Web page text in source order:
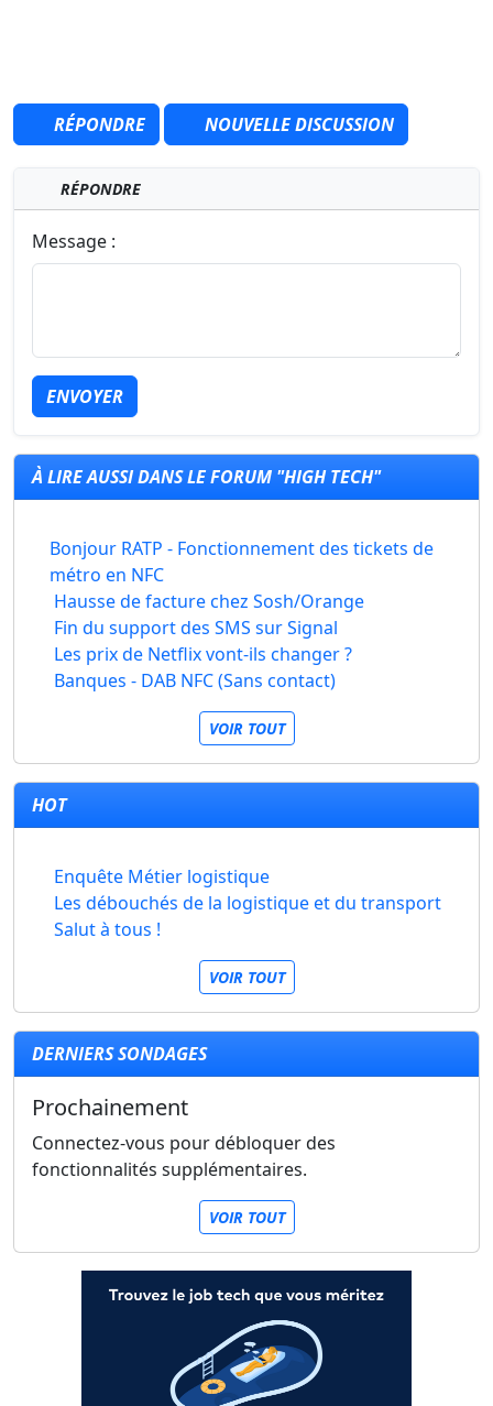
RÉPONDRE NOUVELLE DISCUSSION
RÉPONDRE
Message :
ENVOYER
À LIRE AUSSI DANS LE FORUM "HIGH TECH"
Bonjour RATP - Fonctionnement des tickets de
métro en NFC
Hausse de facture chez Sosh/Orange
Fin du support des SMS sur Signal
Les prix de Netflix vont-ils changer ?
Banques - DAB NFC (Sans contact)
VOIR TOUT
HOT
Enquête Métier logistique
Les débouchés de la logistique et du transport
Salut à tous !
VOIR TOUT
DERNIERS SONDAGES
Prochainement
Connectez-vous pour débloquer des
fonctionnalités supplémentaires.
VOIR TOUT